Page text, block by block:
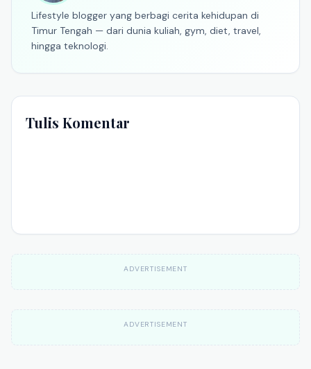
Lifestyle blogger yang berbagi cerita kehidupan di
Timur Tengah — dari dunia kuliah, gym, diet, travel,
hingga teknologi.
Tulis Komentar
ADVERTISEMENT
ADVERTISEMENT